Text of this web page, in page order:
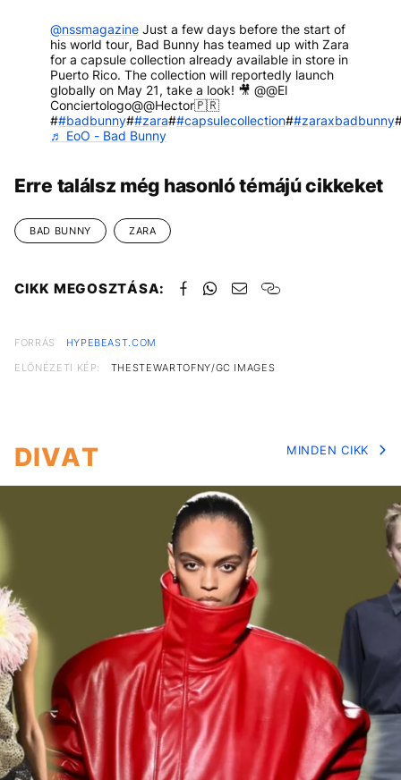
@nssmagazine Just a few days before the start of
his world tour, Bad Bunny has teamed up with Zara
for a capsule collection already available in store in
Puerto Rico. The collection will reportedly launch
globally on May 21, take a look! 🎥 @@El
Conciertologo@@Hector🇵🇷
##badbunny##zara##capsulecollection##zaraxbadbunny
♬ EoO - Bad Bunny
Erre találsz még hasonló témájú cikkeket
BAD BUNNY ZARA
CIKK MEGOSZTÁSA:
FORRÁS
HYPEBEAST.COM
ELŐNÉZETI KÉP:
THESTEWARTOFNY/GC IMAGES
DIVAT MINDEN CIKK